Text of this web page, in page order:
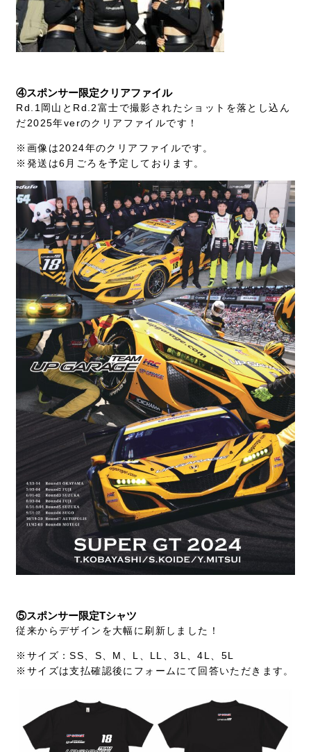
④スポンサー限定クリアファイル
Rd.1岡山とRd.2富士で撮影されたショットを落とし込ん
だ2025年verのクリアファイルです！
※画像は2024年のクリアファイルです。
※発送は6月ごろを予定しております。
⑤スポンサー限定Tシャツ
従来からデザインを大幅に刷新しました！
※サイズ：SS、S、M、L、LL、3L、4L、5L
※サイズは支払確認後にフォームにて回答いただきます。